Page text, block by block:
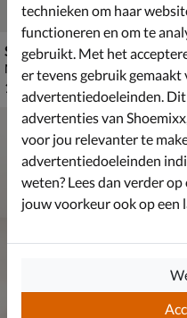
Steve Madden Patrizia
Mocassins & loafers - bruin
€ 119,99
119
technieken om haar
functioneren en om te
gebruikt. Met het
er tevens gebruik gemaakt
advertentiedoeleinden.
advertenties van
voor jou relevanter te
advertentiedoeleinden
weten? Lees dan verder op
jouw voorkeur ook op een